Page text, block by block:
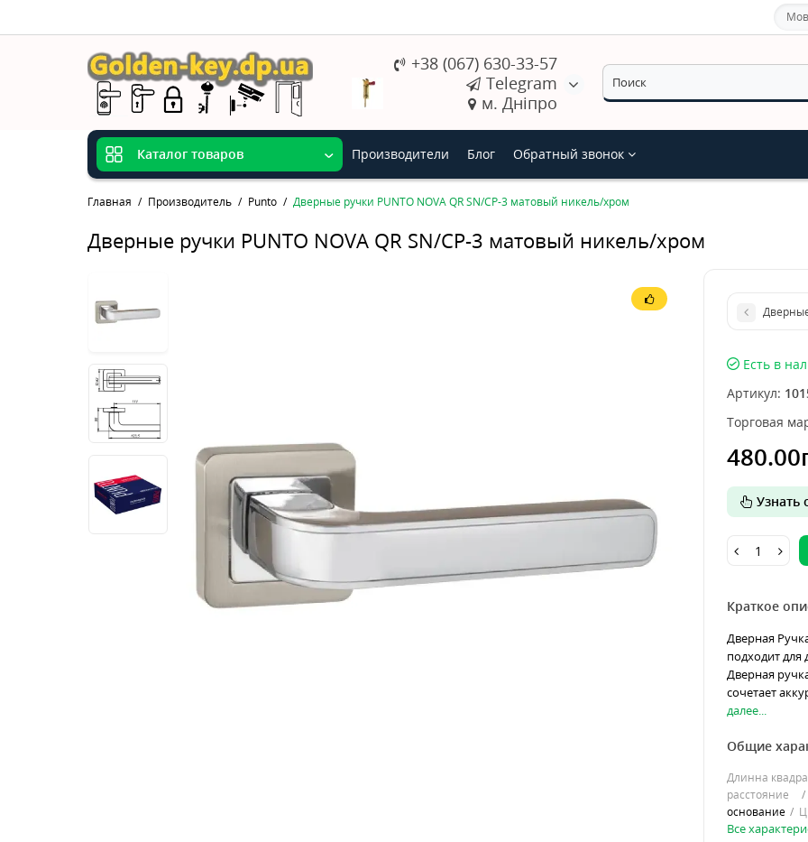
+38 (067) 630-33-57
Telegram
м. Дніпро
Каталог товаров Производители Блог Обратный звонок
Главная Производитель Punto Дверные ручки PUNTO NOVA QR SN/CP-3 матовый никель/хром
Дверные ручки PUNTO NOVA QR SN/CP-3 матовый никель/хром
Есть в
Артикул:
Торговая
Узнать
Краткое
Дверная
подходит
Дверная
сочетает
далее...
Общие
Длинна
расстояние
основание
Все